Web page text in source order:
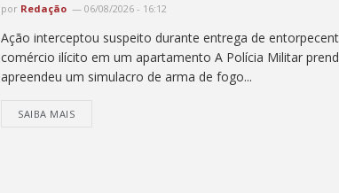
por Redação 06/08/2026 - 16:12
Ação interceptou suspeito durante entrega de
comércio ilícito em um apartamento A Polícia Militar
apreendeu um simulacro de arma de fogo...
SAIBA MAIS